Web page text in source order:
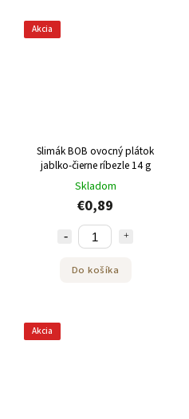
Akcia
Slimák BOB ovocný plátok
jablko-čierne ríbezle 14 g
Skladom
€0,89
Do košíka
Akcia